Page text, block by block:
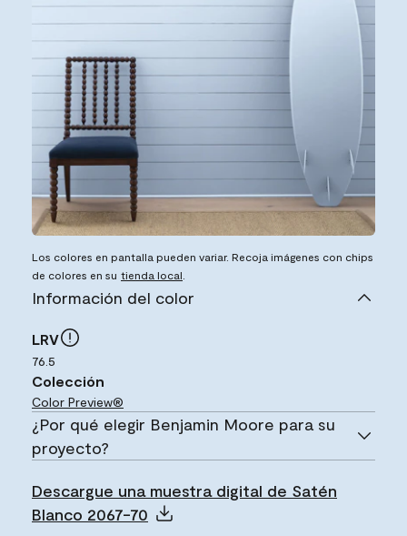
Los colores en pantalla pueden variar. Recoja imágenes con chips
de colores en su tienda local
Información del color
LRV
76.5
Colección
Color Preview®
¿Por qué elegir Benjamin Moore para su
proyecto?
Descargue una muestra digital de Satén
Blanco 2067-70